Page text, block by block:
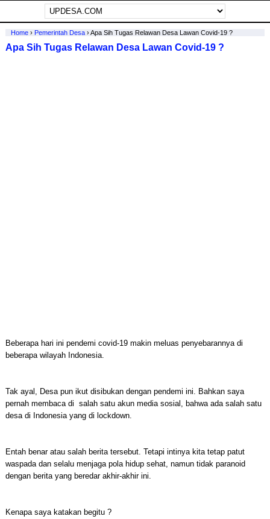
Home› Pemerintah Desa›Apa Sih Tugas Relawan Desa Lawan Covid-19 ?
Apa Sih Tugas Relawan Desa Lawan Covid-19 ?
Beberapa hari ini pendemi covid-19 makin meluas penyebarannya di
beberapa wilayah Indonesia.
Tak ayal, Desa pun ikut disibukan dengan pendemi ini. Bahkan saya
pernah membaca di salah satu akun media sosial, bahwa ada salah satu
desa di Indonesia yang di lockdown.
Entah benar atau salah berita tersebut. Tetapi intinya kita tetap patut
waspada dan selalu menjaga pola hidup sehat, namun tidak paranoid
dengan berita yang beredar akhir-akhir ini.
Kenapa saya katakan begitu ?